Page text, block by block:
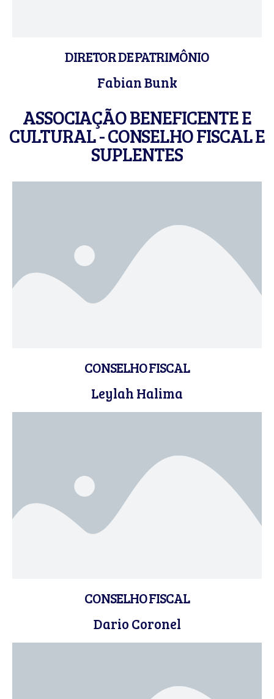
DIRETOR DE PATRIMÔNIO
Fabian Bunk
ASSOCIAÇÃO BENEFICENTE E
CULTURAL - CONSELHO FISCAL E
SUPLENTES
CONSELHO FISCAL
Leylah Halima
CONSELHO FISCAL
Dario Coronel